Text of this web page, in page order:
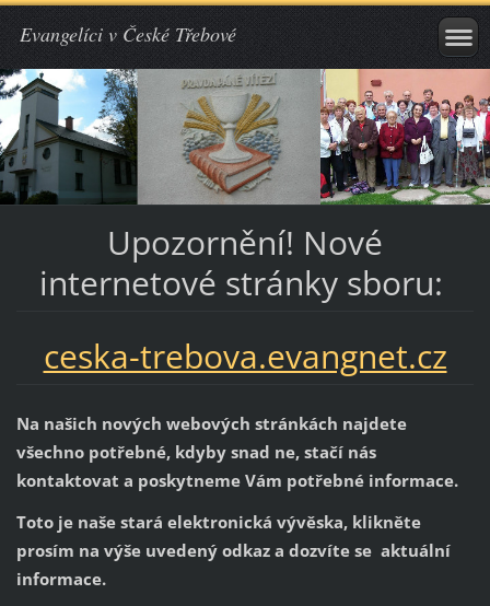
Evangelíci v České Třebové
Upozornění! Nové
internetové stránky sboru:
ceska-trebova.evangnet.cz
Na našich nových webových stránkách najdete
všechno potřebné, kdyby snad ne, stačí nás
kontaktovat a poskytneme Vám potřebné informace.
Toto je naše stará elektronická vývěska, klikněte
prosím na výše uvedený odkaz a dozvíte se aktuální
informace.